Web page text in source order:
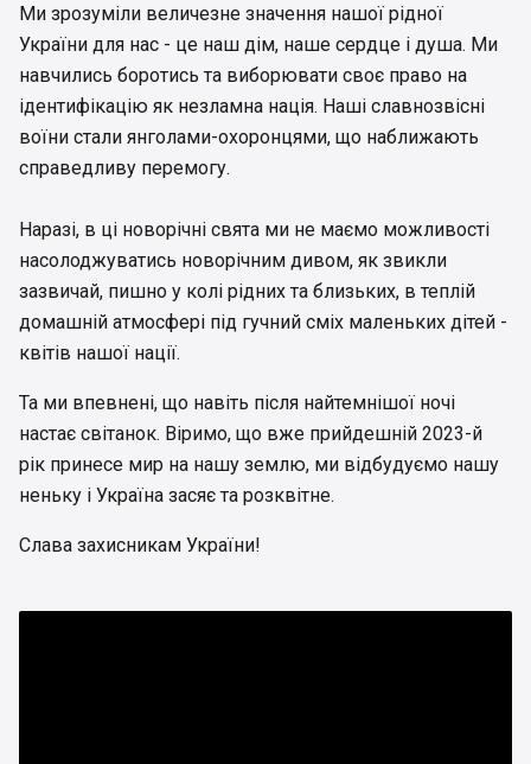
Ми зрозуміли величезне значення нашої рідної
України для нас - це наш дім, наше сердце і душа. Ми
навчились боротись та виборювати своє право на
ідентифікацію як незламна нація. Наші славнозвісні
воїни стали янголами-охоронцями, що наближають
справедливу перемогу.
Наразі, в ці новорічні свята ми не маємо можливості
насолоджуватись новорічним дивом, як звикли
зазвичай, пишно у колі рідних та близьких, в теплій
домашній атмосфері під гучний сміх маленьких дітей -
квітів нашої нації.
Та ми впевнені, що навіть після найтемнішої ночі
настає світанок. Віримо, що вже прийдешній 2023-й
рік принесе мир на нашу землю, ми відбудуємо нашу
неньку і Україна засяє та розквітне.
Слава захисникам України!